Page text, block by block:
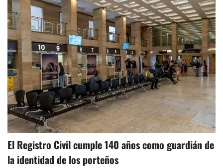
El Registro Civil cumple 140 años como guardián de
la identidad de los porteños